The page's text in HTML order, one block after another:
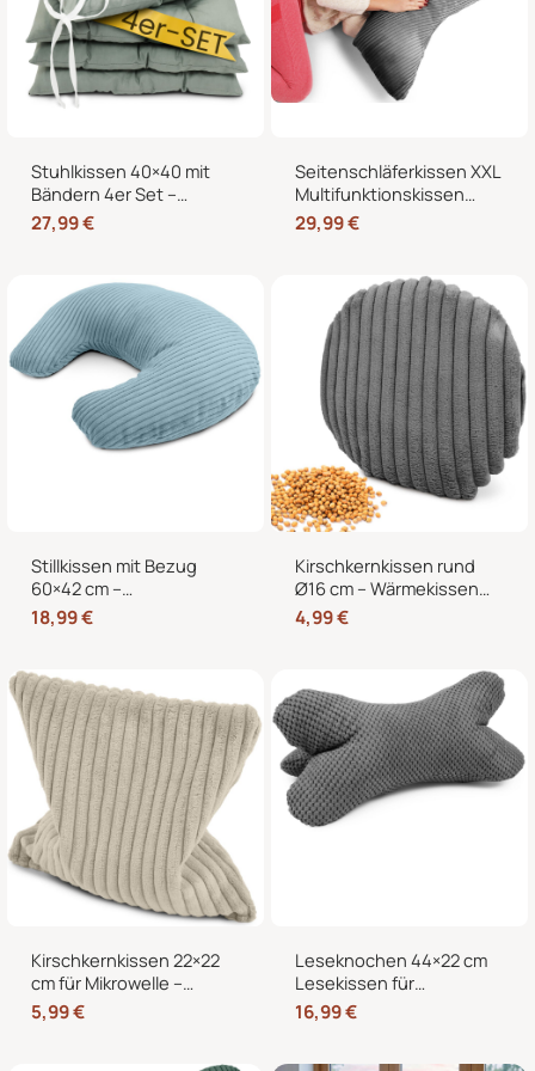
Stuhlkissen 40×40 mit
Bändern 4er Set –
Sitzkissen für Indoor &
Outdoor
27,99€
Seitenschläferkissen XXL
Multifunktionskissen
Stillkissen – Lesekissen
für Bett und Sofa, weich
29,99€
Stillkissen mit Bezug
60×42 cm –
Schwangerschaftskissen
& Seitenschläferkissen
waschbarem Bezug und
weicher Füllung
18,99€
Kirschkernkissen rund
Ø16 cm – Wärmekissen
und Kältekissen mit 100
% Kirschkernen für
4,99€
Kirschkernkissen 22×22
cm für Mikrowelle –
Körnerkissen als
Wärmekissen und
5,99€
Leseknochen 44×22 cm
Lesekissen für
Erwachsene –
Nackenkissen in
16,99€